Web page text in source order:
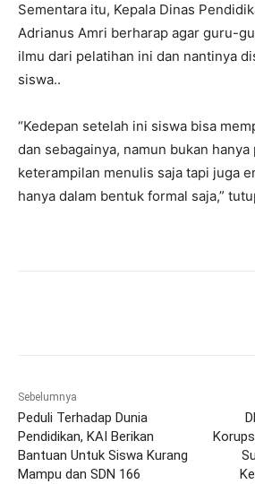
Sementara itu, Kepala Dinas
Adrianus Amri berharap agar guru-
ilmu dari pelatihan ini dan nantinya
siswa..
“Kedepan setelah ini siswa bisa
dan sebagainya, namun bukan
keterampilan menulis saja tapi juga
hanya dalam bentuk formal saja,”
Sebelumnya
Peduli Terhadap Dunia
Pendidikan, KAI Berikan
Bantuan Untuk Siswa Kurang
Mampu dan SDN 166